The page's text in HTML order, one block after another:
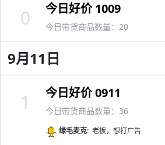
今日好价 1009
今日带货商品数量：20
0
9月11日
今日好价 0911
今日带货商品数量：36
绿毛麦克: 老板，想打广告
1